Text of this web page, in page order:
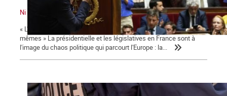
Ni le gouvernement ni l'Assemblée ne nous représente !
« L'émancipation des travailleurs sera l'œuvre des travailleurs eux-
mêmes » La présidentielle et les législatives en France sont à
l'image du chaos politique qui parcourt l'Europe : la...